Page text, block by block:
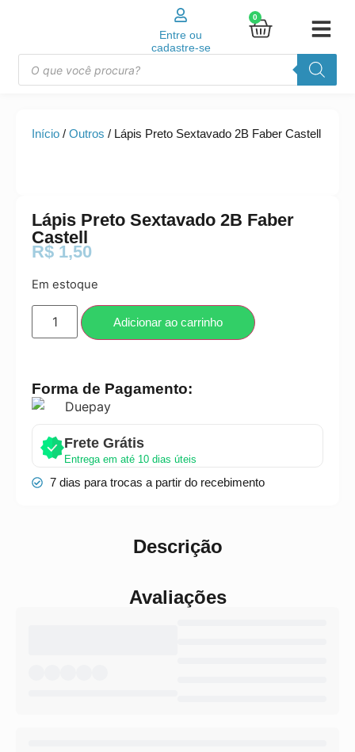
Entre ou
cadastre-se
0
Início / Outros / Lápis Preto Sextavado 2B Faber Castell
Lápis Preto Sextavado 2B Faber
Castell
R$ 1,50
Em estoque
Adicionar ao carrinho
Forma de Pagamento:
Frete Grátis
Entrega em até 10 dias úteis
7 dias para trocas a partir do recebimento
Descrição
Avaliações